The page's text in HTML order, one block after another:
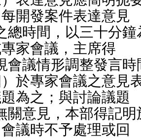
開發案件表達意見
家會議，主席得
）於專家會議之意見
為之；與討論議題
議時不予處理或回